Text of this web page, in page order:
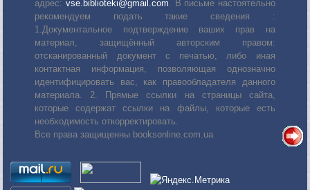
адрес: vse.biblioteki@gmail.com. В письме настоятельно
рекомендуем подать такие сведения :
1.Документальное подтверждение ваших прав на
материал, защищённый авторским правом:
отсканированный документ с печатью, либо иная
контактная информация, позволяющая однозначно
идентифицировать вас, как правообладателя данного
материала. 2. Прямые ссылки на страницы сайта,
которые содержат ссылки на файлы, которые есть
необходимость откорректировать.
Все права защищенны booksonline.com.ua